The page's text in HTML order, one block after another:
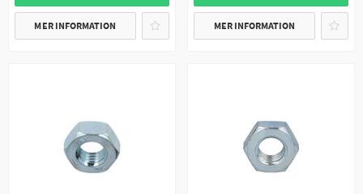
MER INFORMATION MER INFORMATION